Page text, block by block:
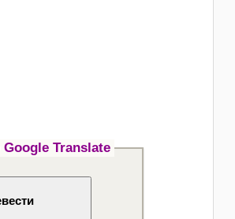
Google Translate